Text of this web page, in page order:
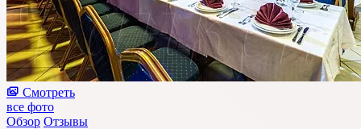
Смотреть
все фото
Обзор Отзывы